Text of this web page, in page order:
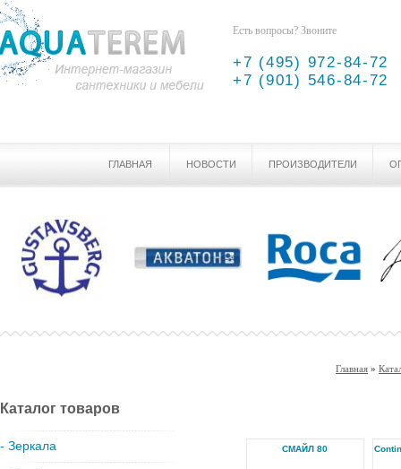
Есть вопросы? Звоните
+7 (495) 972-84-72
+7 (901) 546-84-72
ГЛАВНАЯ НОВОСТИ ПРОИЗВОДИТЕЛИ
Главная »
Каталог товаров
- Зеркала СМАЙЛ 80